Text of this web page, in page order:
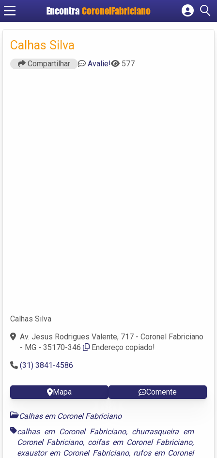
Encontra CoronelFabriciano
Cadastrar empresa
Calhas Silva
Compartilhar Avalie! 577
Calhas Silva
Av. Jesus Rodrigues Valente, 717 - Coronel Fabriciano
- MG - 35170-346‎
Endereço copiado!
(31) 3841-4586
Mapa Comente
Calhas em Coronel Fabriciano
calhas em Coronel Fabriciano, churrasqueira em
Coronel Fabriciano, coifas em Coronel Fabriciano,
exaustor em Coronel Fabriciano, rufos em Coronel